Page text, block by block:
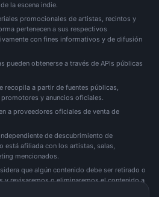
la escena indie.
promocionales de artistas, recintos y
pertenecen a sus respectivos
con fines informativos y de difusión
pueden obtenerse a través de APIs públicas
recopila a partir de fuentes públicas,
y anuncios oficiales.
a proveedores oficiales de venta de
de descubrimiento de
está afiliada con los artistas, salas,
mencionados.
que algún contenido debe ser retirado o
y revisaremos o eliminaremos el contenido a